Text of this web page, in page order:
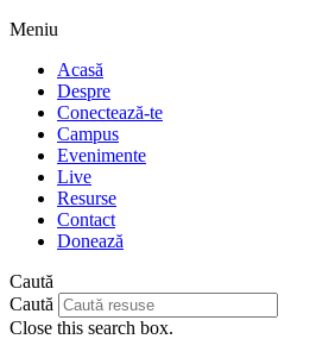
Meniu
Acasă
Despre
Conectează-te
Campus
Evenimente
Live
Resurse
Contact
Donează
Caută
Caută
Close this search box.